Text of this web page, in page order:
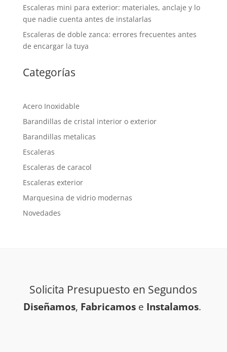
Escaleras mini para exterior: materiales, anclaje y lo
que nadie cuenta antes de instalarlas
Escaleras de doble zanca: errores frecuentes antes
de encargar la tuya
Categorías
Acero Inoxidable
Barandillas de cristal interior o exterior
Barandillas metalicas
Escaleras
Escaleras de caracol
Escaleras exterior
Marquesina de vidrio modernas
Novedades
Solicita Presupuesto en Segundos
Diseñamos, Fabricamos e Instalamos.